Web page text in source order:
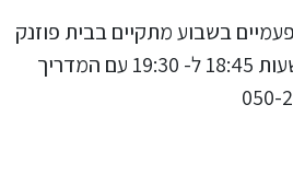
בשבוע מתקיים בבית פוזנק
ביום ראשון ושלישי בין השעות 18:45 ל- 19:30 עם המדריך